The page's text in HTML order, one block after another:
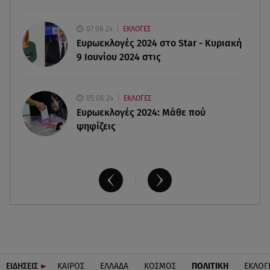
06.08.26 , 19:44
Πότε δεν επιβάλλεται φόρος κληρονομιάς σε
τραπεζικές καταθέσεις
07.06.24 ΕΚΛΟΓΕΣ
Ευρωεκλογές 2024 στο Star - Κυριακή
9 Ιουνίου 2024 στις
05.06.24 ΕΚΛΟΓΕΣ
Ευρωεκλογές 2024: Μάθε πού
ψηφίζεις
ΕΙΔΗΣΕΙΣ ΚΑΙΡΟΣ ΕΛΛΑΔΑ ΚΟΣΜΟΣ ΠΟΛΙΤΙΚΗ